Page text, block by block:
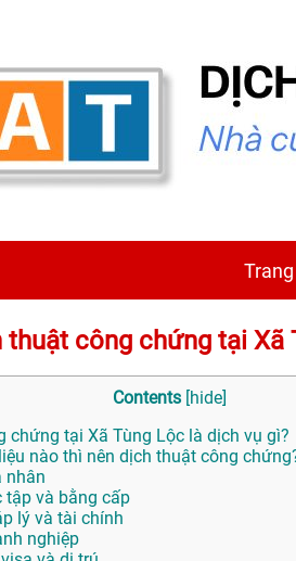
công chứng tại Xã
Contents [hide]
chứng tại Xã Tùng Lộc là dịch vụ gì?
nào thì nên dịch thuật công
nhân
tập và bằng cấp
lý và tài chính
nghiệp